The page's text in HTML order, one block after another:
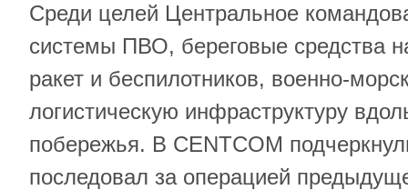
Среди целей Центральное
системы ПВО, береговые средства
ракет и беспилотников, военно-
логистическую инфраструктуру
побережья. В CENTCOM
последовал за операцией